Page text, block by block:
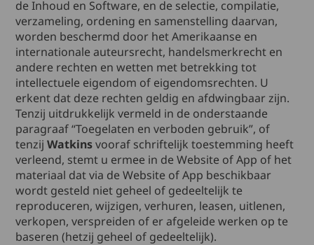
de Inhoud en Software, en de selectie, compilatie,
verzameling, ordening en samenstelling daarvan,
worden beschermd door het Amerikaanse en
internationale auteursrecht, handelsmerkrecht en
andere rechten en wetten met betrekking tot
intellectuele eigendom of eigendomsrechten. U
erkent dat deze rechten geldig en afdwingbaar zijn.
Tenzij uitdrukkelijk vermeld in de onderstaande
paragraaf “Toegelaten en verboden gebruik”, of
tenzij Watkinsvooraf schriftelijk toestemming heeft
verleend, stemt u ermee in de Website of App of het
materiaal dat via de Website of App beschikbaar
wordt gesteld niet geheel of gedeeltelijk te
reproduceren, wijzigen, verhuren, leasen, uitlenen,
verkopen, verspreiden of er afgeleide werken op te
baseren (hetzij geheel of gedeeltelijk).